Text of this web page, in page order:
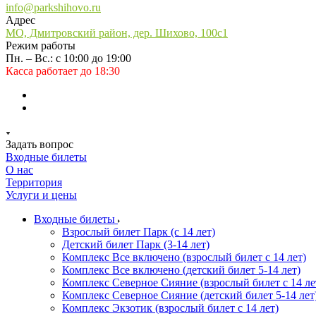
info@parkshihovo.ru
Адрес
МО, Дмитровский район, дер. Шихово, 100с1
Режим работы
Пн. – Вс.: с 10:00 до 19:00
Касса работает до 18:30
Задать вопрос
Входные билеты
О нас
Территория
Услуги и цены
Входные билеты
Взрослый билет Парк (с 14 лет)
Детский билет Парк (3-14 лет)
Комплекс Все включено (взрослый билет с 14 лет)
Комплекс Все включено (детский билет 5-14 лет)
Комплекс Северное Сияние (взрослый билет с 14
Комплекс Северное Сияние (детский билет 5-14
Комплекс Экзотик (взрослый билет с 14 лет)